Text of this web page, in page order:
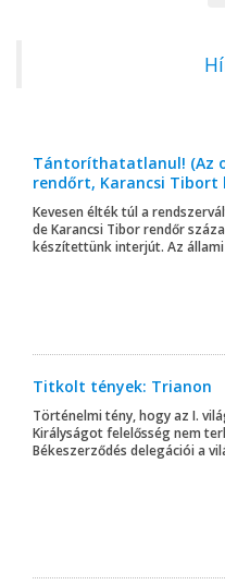
Tántoríthatatlanul! (Az
rendőrt, Karancsi Tibort
Kevesen élték túl a
de Karancsi Tibor rendőr
készítettünk interjút. Az
Titkolt tények: Trianon
Történelmi tény, hogy az I.
Királyságot felelősség nem
Békeszerződés delegációi a